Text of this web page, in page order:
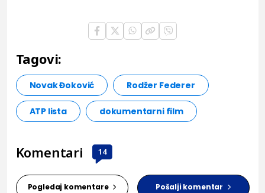
Tagovi:
Novak Đoković Rodžer Federer
ATP lista dokumentarni film
Komentari 14
Pogledaj komentare Pošalji komentar